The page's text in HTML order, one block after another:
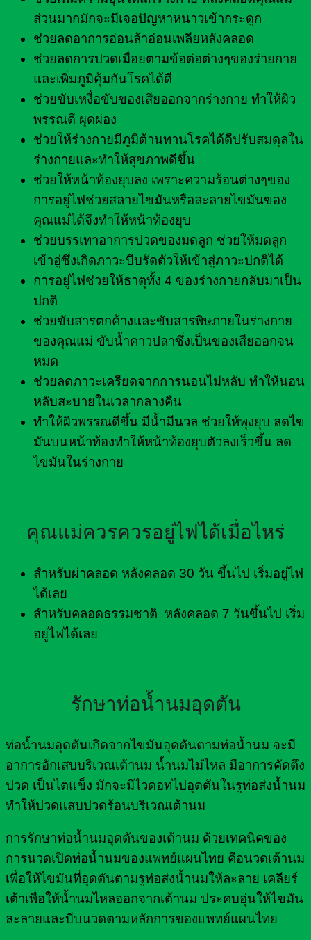
ส่วนมากมักจะมีเจอปัญหาหนาวเข้ากระดูก
ช่วยลดอาการอ่อนล้าอ่อนเพลียหลังคลอด
ช่วยลดการปวดเมื่อยตามข้อต่อต่างๆของร่ายกาย
และเพิ่มภูมิคุ้มกันโรคได้ดี
ช่วยขับเหงื่อขับของเสียออกจากร่างกาย ทำให้ผิว
พรรณดี ผุดผ่อง
ช่วยให้ร่างกายมีภูมิต้านทานโรคได้ดีปรับสมดุลใน
ร่างกายและทำให้สุขภาพดีขึ้น
ช่วยให้หน้าท้องยุบลง เพราะความร้อนต่างๆของ
การอยู่ไฟช่วยสลายไขมันหรือละลายไขมันของ
คุณแม่ได้จึงทำให้หน้าท้องยุบ
ช่วยบรรเทาอาการปวดของมดลูก ช่วยให้มดลูก
เข้าอู่ซึ่งเกิดภาวะบีบรัดตัวให้เข้าสู่ภาวะปกติได้
การอยู่ไฟช่วยให้ธาตุทั้ง 4 ของร่างกายกลับมาเป็น
ปกติ
ช่วยขับสารตกค้างและขับสารพิษภายในร่างกาย
ของคุณแม่ ขับน้ำคาวปลาซึ่งเป็นของเสียออกจน
หมด
ช่วยลดภาวะเครียดจากการนอนไม่หลับ ทำให้นอน
หลับสะบายในเวลากลางคืน
ทำให้ผิวพรรณดีขึ้น มีน้ำมีนวล ช่วยให้พุงยุบ ลดไข
มันบนหน้าท้องทำให้หน้าท้องยุบตัวลงเร็วขึ้น ลด
ไขมันในร่างกาย
คุณแม่ควรควรอยู่ไฟได้เมื่อไหร่
สำหรับผ่าคลอด หลังคลอด 30 วัน ขึ้นไป เริ่มอยู่ไฟ
ได้เลย
สำหรับคลอดธรรมชาติ หลังคลอด 7 วันขึ้นไป เริ่ม
อยู่ไฟได้เลย
รักษาท่อน้ำนมอุดตัน
ท่อน้ำนมอุดตันเกิดจากไขมันอุดตันตามท่อน้ำนม จะมี
อาการอักเสบบริเวณเต้านม น้ำนมไม่ไหล มีอาการคัดตึง
ปวด เป็นไตแข็ง มักจะมีไวดอทไปอุดตันในรูท่อส่งน้ำนม
ทำให้ปวดแสบปวดร้อนบริเวณเต้านม
การรักษาท่อน้ำนมอุดตันของเต้านม ด้วยเทคนิคของ
การนวดเปิดท่อน้ำนมของแพทย์แผนไทย คือนวดเต้านม
เพื่อให้ไขมันที่อุดตันตามรูท่อส่งน้ำนมให้ละลาย เคลียร์
เต้าเพื่อให้น้ำนมไหลออกจากเต้านม ประคบอุ่นให้ไขมัน
ละลายและบีบนวดตามหลักการของแพทย์แผนไทย